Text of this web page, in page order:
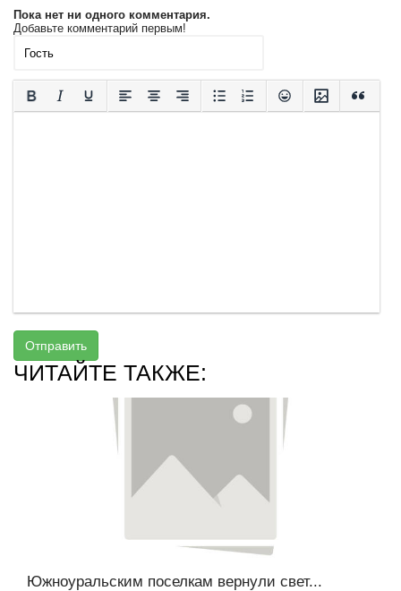
Пока нет ни одного комментария.
Добавьте комментарий первым!
Отправить
ЧИТАЙТЕ ТАКЖЕ:
Южноуральским поселкам вернули свет...